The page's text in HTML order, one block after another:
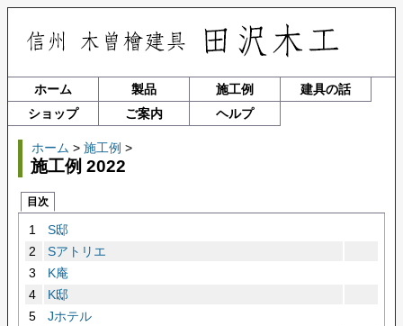
ホーム 製品 施工例
建具の話
ショップ
ご案内 ヘルプ
ホーム > 施工例 >
施工例 2022
目次
1
S邸
2
Sアトリエ
3
K庵
4
K邸
5
Jホテル